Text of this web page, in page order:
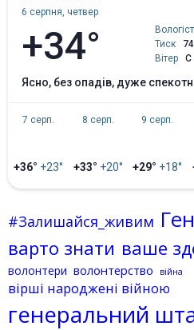
6 серпня, четвер
+34°
Тиск
Вітер
С
ясно, без опадів, дуже
7 серп.
+36° +23°
8 серп.
+33° +20°
9 серп.
+29° +18°
#Залишайся_живим
варто знати ваше
волонтери волонтерство війна
вірші народжені війною
генеральний